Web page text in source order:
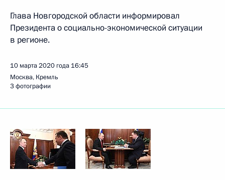
Глава Новгородской области информировал
Президента о социально-экономической ситуации
в регионе.
10 марта 2020 года 16:45
Москва, Кремль
3 фотографии